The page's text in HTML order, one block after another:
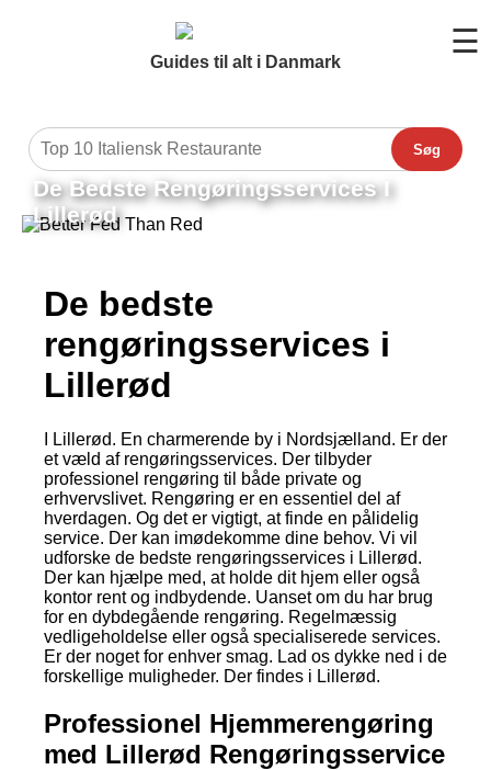
Guides til alt i Danmark
☰
Søg
De Bedste Rengøringsservices I
Lillerød
De bedste
rengøringsservices i
Lillerød
I Lillerød. En charmerende by i Nordsjælland. Er der
et væld af rengøringsservices. Der tilbyder
professionel rengøring til både private og
erhvervslivet. Rengøring er en essentiel del af
hverdagen. Og det er vigtigt, at finde en pålidelig
service. Der kan imødekomme dine behov. Vi vil
udforske de bedste rengøringsservices i Lillerød.
Der kan hjælpe med, at holde dit hjem eller også
kontor rent og indbydende. Uanset om du har brug
for en dybdegående rengøring. Regelmæssig
vedligeholdelse eller også specialiserede services.
Er der noget for enhver smag. Lad os dykke ned i de
forskellige muligheder. Der findes i Lillerød.
Professionel Hjemmerengøring
med Lillerød Rengøringsservice